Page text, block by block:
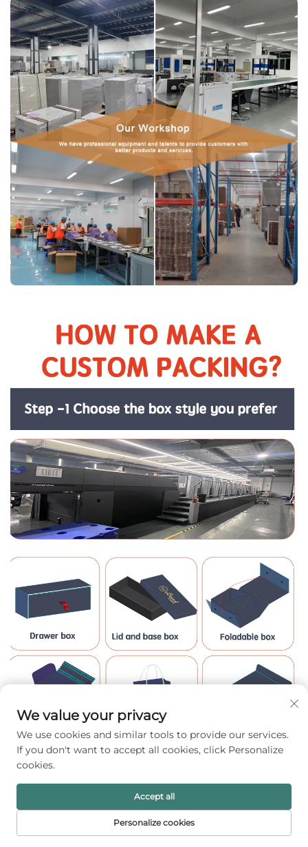
We value your privacy
We use cookies and similar tools to provide our services.
If you don't want to accept all cookies, click Personalize
cookies.
Personalize cookies
Accept all